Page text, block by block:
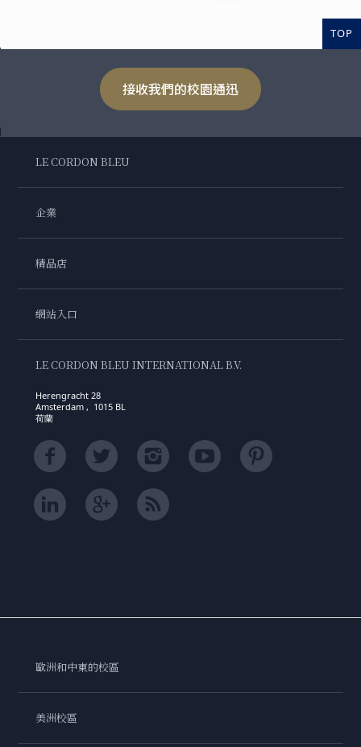
TOP
接收我們的校園通迅
LE CORDON BLEU
企業
精品店
網站入口
LE CORDON BLEU INTERNATIONAL B.V.
Herengracht 28
Amsterdam , 1015 BL
荷蘭
歐洲和中東的校區
美洲校區